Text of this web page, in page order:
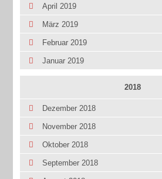
April 2019
März 2019
Februar 2019
Januar 2019
2018
Dezember 2018
November 2018
Oktober 2018
September 2018